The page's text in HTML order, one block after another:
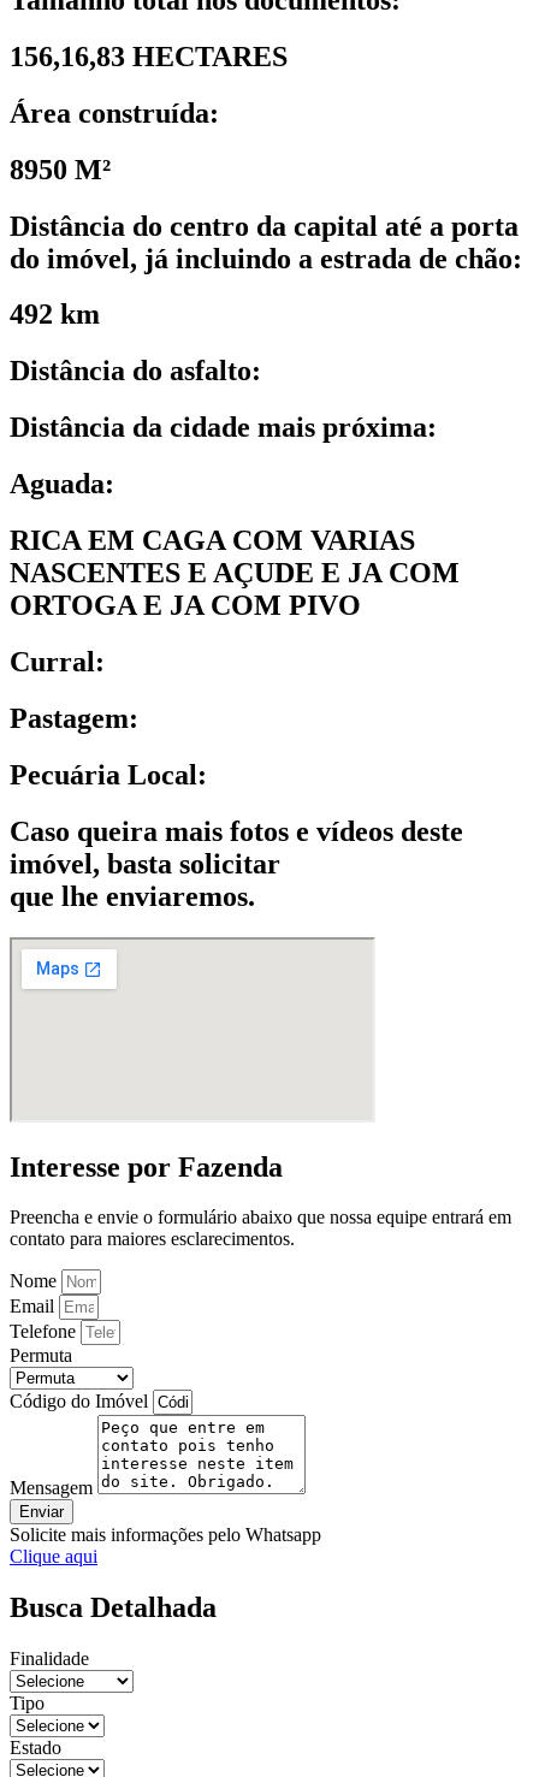
156,16,83 HECTARES
Área construída:
8950 M²
Distância do centro da capital até a porta
do imóvel, já incluindo a estrada de chão:
492 km
Distância do asfalto:
Distância da cidade mais próxima:
Aguada:
RICA EM CAGA COM VARIAS
NASCENTES E AÇUDE E JA COM
ORTOGA E JA COM PIVO
Curral:
Pastagem:
Pecuária Local:
Caso queira mais fotos e vídeos deste
imóvel, basta solicitar
que lhe enviaremos.
Interesse por Fazenda
Preencha e envie o formulário abaixo que nossa equipe entrará em
contato para maiores esclarecimentos.
Nome
Email
Telefone
Permuta
Código do Imóvel
Mensagem
Enviar
Solicite mais informações pelo Whatsapp
Clique aqui
Busca Detalhada
Finalidade
Tipo
Estado